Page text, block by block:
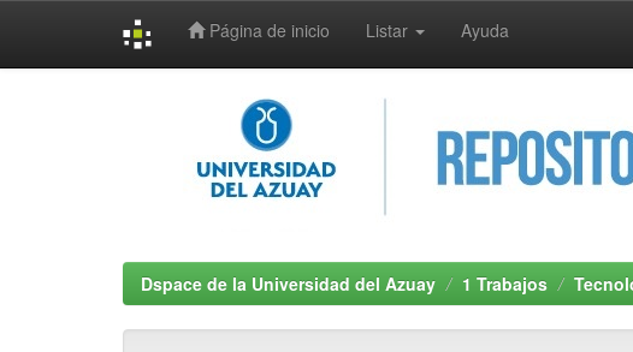
Página de inicio Listar Ayuda
Dspace de la Universidad del Azuay 1 Trabajos